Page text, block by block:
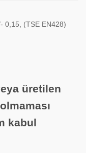
0,15, (TSE EN428)
üretilen
kabul